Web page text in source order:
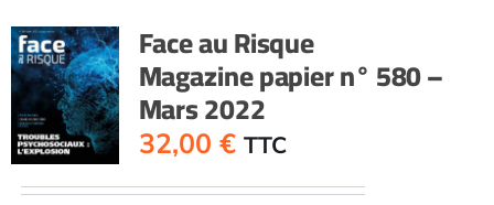
Face au Risque
Magazine papier n° 580 –
Mars 2022
32,00 € TTC